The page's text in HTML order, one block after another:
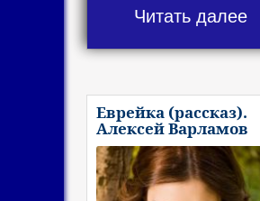
Читать далее
Еврейка (рассказ).
Алексей Варламов